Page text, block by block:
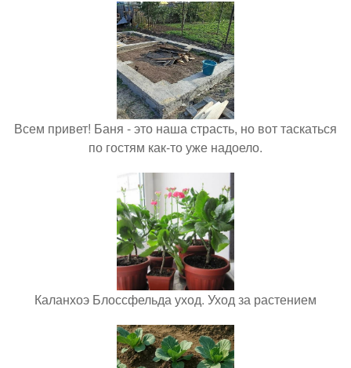
Всем привет! Баня - это наша страсть, но вот таскаться
по гостям как-то уже надоело.
Каланхоэ Блоссфельда уход. Уход за растением